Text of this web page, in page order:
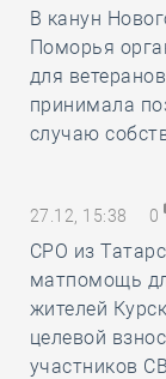
В канун
Поморья
для
принимала
случаю
27.12, 15:38 0
СРО из
матпомощь
жителей
целевой
участников